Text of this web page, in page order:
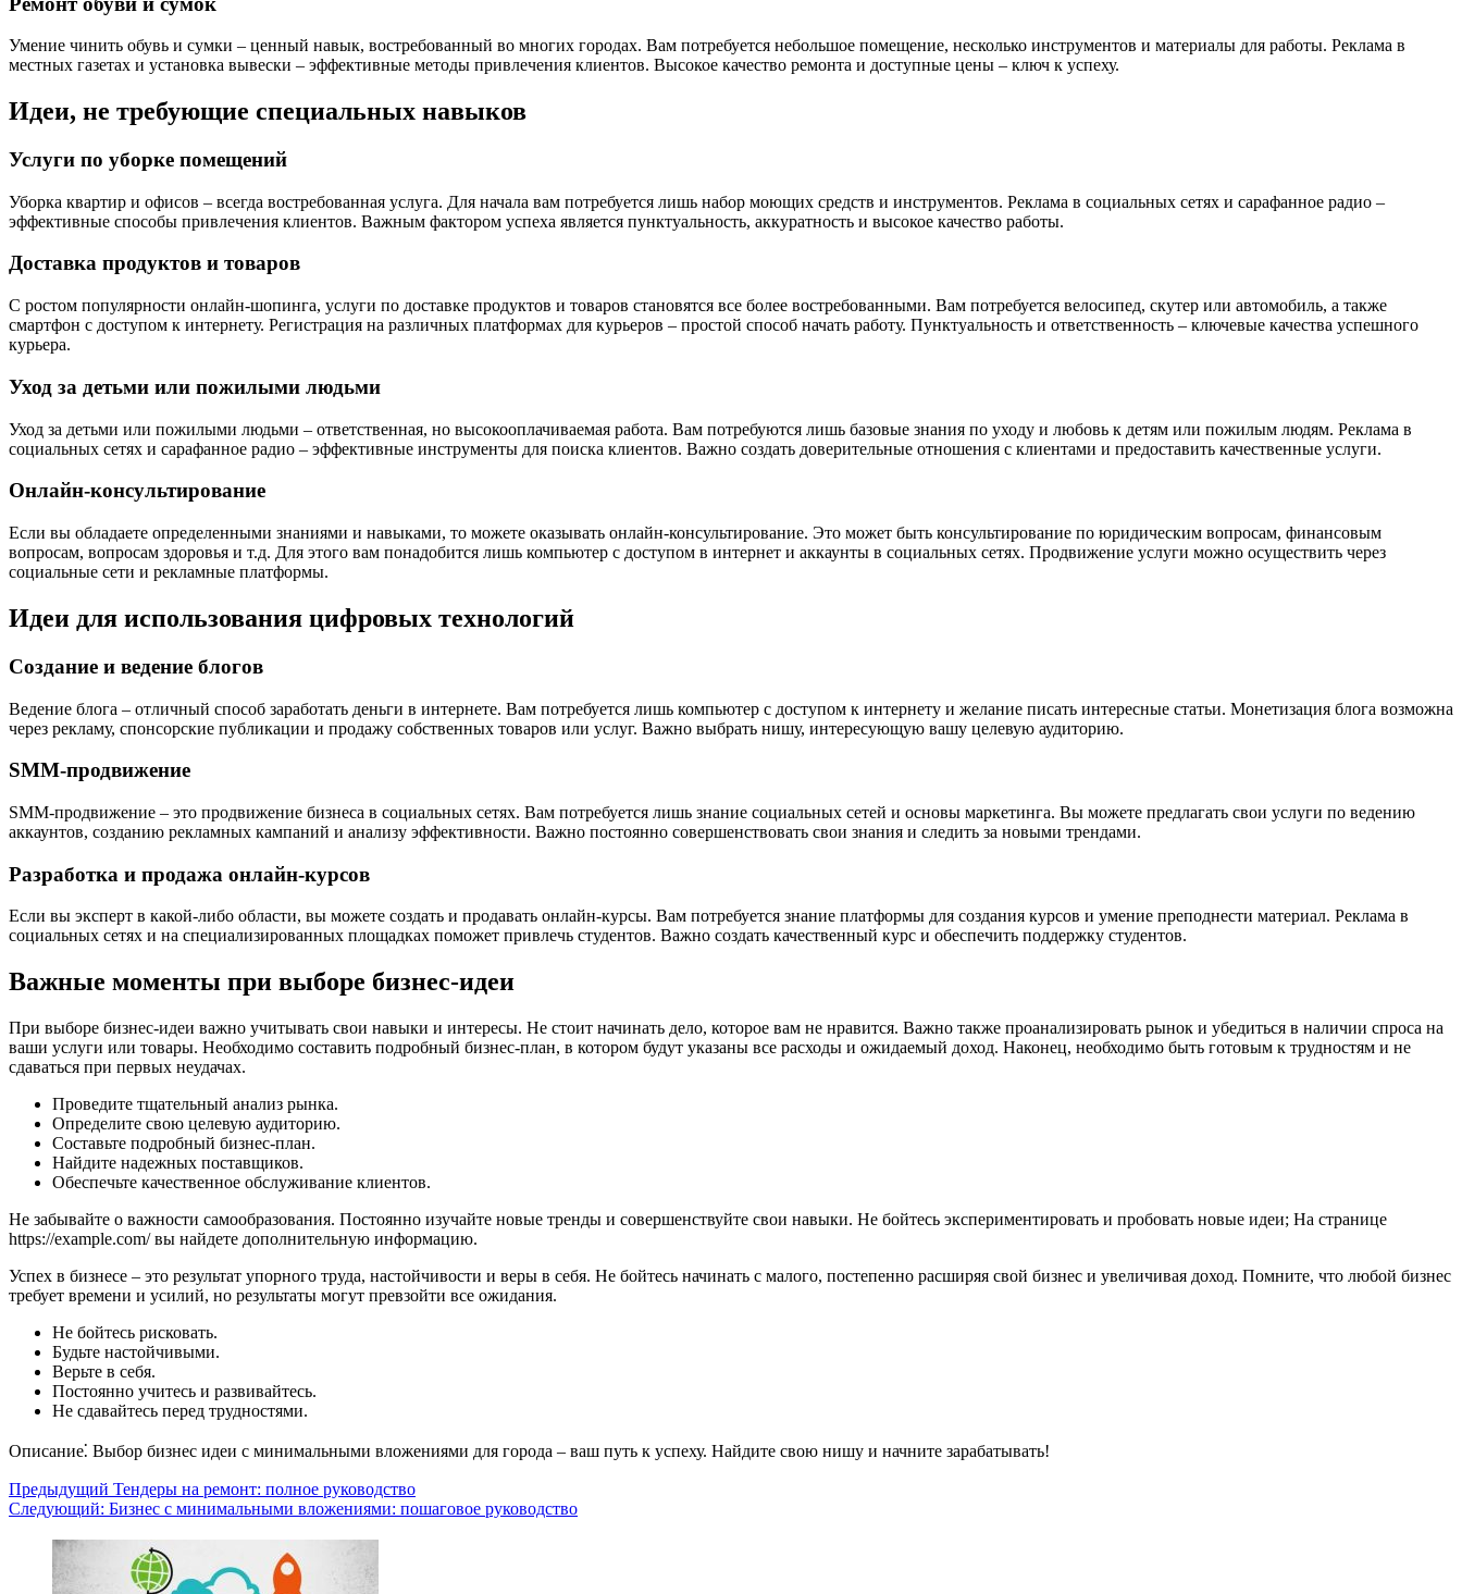
Умение чинить обувь и сумки – ценный навык, востребованный во многих городах. Вам потребуется небольшое помещение, несколько инструментов и материалы для работы. Реклама в
местных газетах и установка вывески – эффективные методы привлечения клиентов. Высокое качество ремонта и доступные цены – ключ к успеху.
Идеи, не требующие специальных навыков
Услуги по уборке помещений
Уборка квартир и офисов – всегда востребованная услуга. Для начала вам потребуется лишь набор моющих средств и инструментов. Реклама в социальных сетях и сарафанное радио –
эффективные способы привлечения клиентов. Важным фактором успеха является пунктуальность, аккуратность и высокое качество работы.
Доставка продуктов и товаров
С ростом популярности онлайн-шопинга, услуги по доставке продуктов и товаров становятся все более востребованными. Вам потребуется велосипед, скутер или автомобиль, а также
смартфон с доступом к интернету. Регистрация на различных платформах для курьеров – простой способ начать работу. Пунктуальность и ответственность – ключевые качества успешного
курьера.
Уход за детьми или пожилыми людьми
Уход за детьми или пожилыми людьми – ответственная, но высокооплачиваемая работа. Вам потребуются лишь базовые знания по уходу и любовь к детям или пожилым людям. Реклама в
социальных сетях и сарафанное радио – эффективные инструменты для поиска клиентов. Важно создать доверительные отношения с клиентами и предоставить качественные услуги.
Онлайн-консультирование
Если вы обладаете определенными знаниями и навыками, то можете оказывать онлайн-консультирование. Это может быть консультирование по юридическим вопросам, финансовым
вопросам, вопросам здоровья и т.д. Для этого вам понадобится лишь компьютер с доступом в интернет и аккаунты в социальных сетях. Продвижение услуги можно осуществить через
социальные сети и рекламные платформы.
Идеи для использования цифровых технологий
Создание и ведение блогов
Ведение блога – отличный способ заработать деньги в интернете. Вам потребуется лишь компьютер с доступом к интернету и желание писать интересные статьи. Монетизация блога возможна
через рекламу, спонсорские публикации и продажу собственных товаров или услуг. Важно выбрать нишу, интересующую вашу целевую аудиторию.
SMM-продвижение
SMM-продвижение – это продвижение бизнеса в социальных сетях. Вам потребуется лишь знание социальных сетей и основы маркетинга. Вы можете предлагать свои услуги по ведению
аккаунтов, созданию рекламных кампаний и анализу эффективности. Важно постоянно совершенствовать свои знания и следить за новыми трендами.
Разработка и продажа онлайн-курсов
Если вы эксперт в какой-либо области, вы можете создать и продавать онлайн-курсы. Вам потребуется знание платформы для создания курсов и умение преподнести материал. Реклама в
социальных сетях и на специализированных площадках поможет привлечь студентов. Важно создать качественный курс и обеспечить поддержку студентов.
Важные моменты при выборе бизнес-идеи
При выборе бизнес-идеи важно учитывать свои навыки и интересы. Не стоит начинать дело, которое вам не нравится. Важно также проанализировать рынок и убедиться в наличии спроса на
ваши услуги или товары. Необходимо составить подробный бизнес-план, в котором будут указаны все расходы и ожидаемый доход. Наконец, необходимо быть готовым к трудностям и не
сдаваться при первых неудачах.
Проведите тщательный анализ рынка.
Определите свою целевую аудиторию.
Составьте подробный бизнес-план.
Найдите надежных поставщиков.
Обеспечьте качественное обслуживание клиентов.
Не забывайте о важности самообразования. Постоянно изучайте новые тренды и совершенствуйте свои навыки. Не бойтесь экспериментировать и пробовать новые идеи; На странице
https://example.com/ вы найдете дополнительную информацию.
Успех в бизнесе – это результат упорного труда, настойчивости и веры в себя. Не бойтесь начинать с малого, постепенно расширяя свой бизнес и увеличивая доход. Помните, что любой бизнес
требует времени и усилий, но результаты могут превзойти все ожидания.
Не бойтесь рисковать.
Будьте настойчивыми.
Верьте в себя.
Постоянно учитесь и развивайтесь.
Не сдавайтесь перед трудностями.
Описание⁚ Выбор бизнес идеи с минимальными вложениями для города – ваш путь к успеху. Найдите свою нишу и начните зарабатывать!
Навигация
записи
Предыдущий Тендеры на ремонт: полное руководство
Следующий: Бизнес с минимальными вложениями: пошаговое руководство